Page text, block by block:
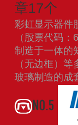
章17个
彩虹显示器件
（股票代码
制造于一体的
（无边框）
玻璃制造的成
NO.5